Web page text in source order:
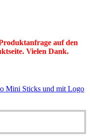
auf den
Vielen Dank.